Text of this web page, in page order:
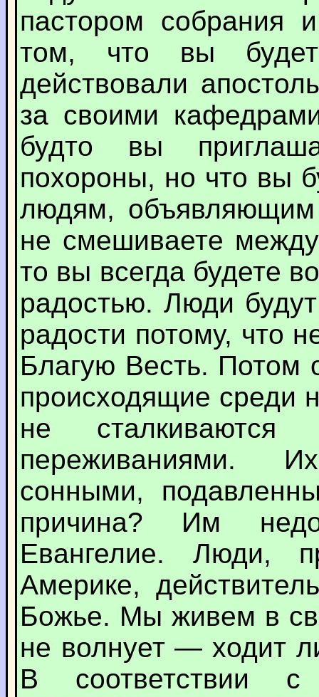
пастором собрания
том, что вы
действовали
за своими
будто вы
похороны, но что вы
людям,
не смешиваете
то вы всегда будете
радостью. Люди
радости потому, что
Благую Весть. Потом
происходящие среди
не
переживаниями.
сонными,
причина? Им
Евангелие. Люди,
Америке,
Божье. Мы живем в
не волнует — ходит
В соответствии